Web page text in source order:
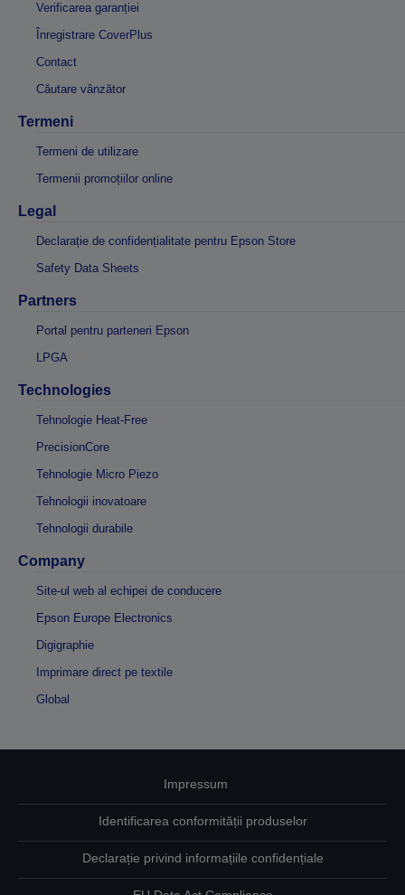
Verificarea garanției
Înregistrare CoverPlus
Contact
Căutare vânzător
Termeni
Termeni de utilizare
Termenii promoțiilor online
Legal
Declarație de confidențialitate pentru Epson Store
Safety Data Sheets
Partners
Portal pentru parteneri Epson
LPGA
Technologies
Tehnologie Heat-Free
PrecisionCore
Tehnologie Micro Piezo
Tehnologii inovatoare
Tehnologii durabile
Company
Site-ul web al echipei de conducere
Epson Europe Electronics
Digigraphie
Imprimare direct pe textile
Global
Impressum
Identificarea conformității produselor
Declarație privind informațiile confidențiale